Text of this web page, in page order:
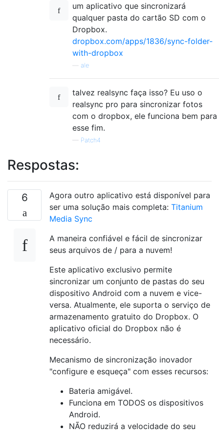
um aplicativo que sincronizará
qualquer pasta do cartão SD com o
Dropbox.
dropbox.com/apps/1836/sync-folder-
with-dropbox
ale
talvez realsync faça isso? Eu uso o
realsync pro para sincronizar fotos
com o dropbox, ele funciona bem para
esse fim.
— Patch4
Respostas:
6
Agora outro aplicativo está disponível para
ser uma solução mais completa: Titanium
Media Sync
A maneira confiável e fácil de sincronizar
seus arquivos de / para a nuvem!
Este aplicativo exclusivo permite
sincronizar um conjunto de pastas do seu
dispositivo Android com a nuvem e vice-
versa. Atualmente, ele suporta o serviço de
armazenamento gratuito do Dropbox. O
aplicativo oficial do Dropbox não é
necessário.
Mecanismo de sincronização inovador
"configure e esqueça" com esses recursos:
Bateria amigável.
Funciona em TODOS os dispositivos
Android.
NÃO reduzirá a velocidade do seu